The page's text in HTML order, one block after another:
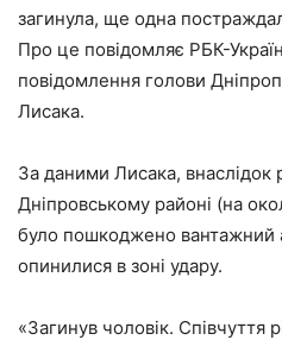
загинула, ще одна
Про це повідомляє РБК-
повідомлення голови
Лисака.
За даними Лисака, внаслідок
Дніпровському районі (на
було пошкоджено вантажний
опинилися в зоні удару.
«Загинув чоловік.